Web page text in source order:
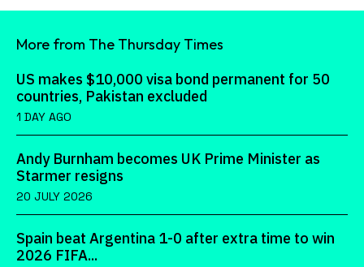
More from The Thursday Times
US makes $10,000 visa bond permanent for 50
countries, Pakistan excluded
1 DAY AGO
Andy Burnham becomes UK Prime Minister as
Starmer resigns
20 JULY 2026
Spain beat Argentina 1-0 after extra time to win
2026 FIFA...